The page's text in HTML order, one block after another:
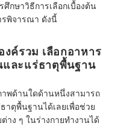
กษาวิธีการเลือกเบื้องต้น
รพิจารณา ดังนี้
ค์รวม เลือกอาหาร
และแร่ธาตุพื้นฐาน
พด้านใดด้านหนึ่งสามารถ
าตุพื้นฐานได้เลยเพื่อช่วย
าง ๆ ในร่างกายทำงานได้